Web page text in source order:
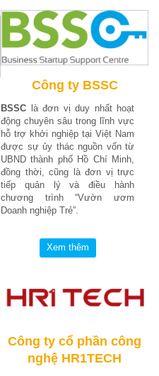
Công ty BSSC
BSSC
là đơn vị duy nhất hoạt
động chuyên sâu trong lĩnh vực
hỗ trợ khởi nghiệp tại Việt Nam
được sự ủy thác nguồn vốn từ
UBND thành phố Hồ Chí Minh,
đồng thời, cũng là đơn vị trực
tiếp quản lý và điều hành
chương trình “Vườn ươm
Doanh nghiệp Trẻ”.
Công ty cổ phần công
nghệ HR1TECH